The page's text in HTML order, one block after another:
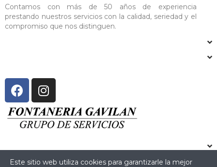
Contamos con más de 50 años de experiencia
prestando nuestros servicios con la calidad, seriedad y el
compromiso que nos distinguen.
Este sitio web utiliza cookies para garantizarle la mejor